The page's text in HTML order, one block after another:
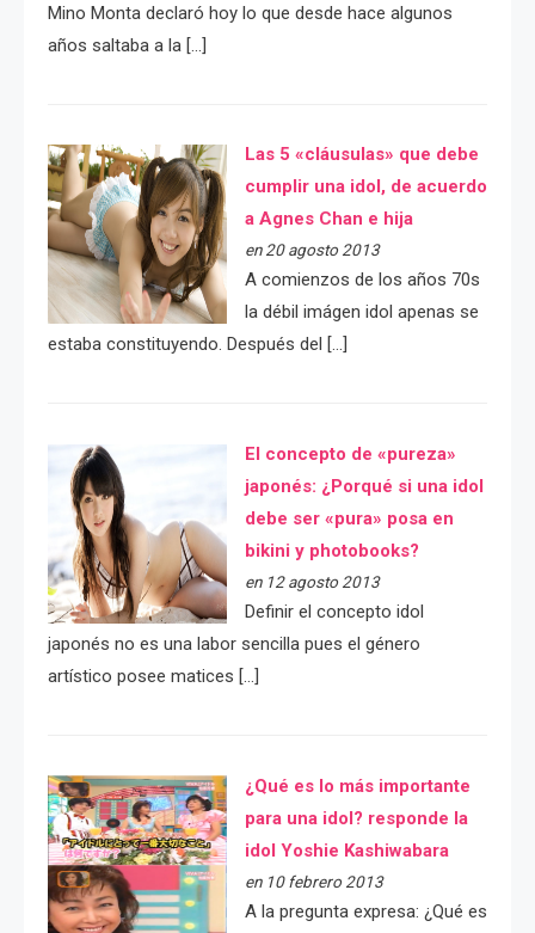
Mino Monta declaró hoy lo que desde hace algunos
años saltaba a la […]
Las 5 «cláusulas» que debe
cumplir una idol, de acuerdo
a Agnes Chan e hija
en 20 agosto 2013
A comienzos de los años 70s
la débil imágen idol apenas se
estaba constituyendo. Después del […]
El concepto de «pureza»
japonés: ¿Porqué si una idol
debe ser «pura» posa en
bikini y photobooks?
en 12 agosto 2013
Definir el concepto idol
japonés no es una labor sencilla pues el género
artístico posee matices […]
¿Qué es lo más importante
para una idol? responde la
idol Yoshie Kashiwabara
en 10 febrero 2013
A la pregunta expresa: ¿Qué es